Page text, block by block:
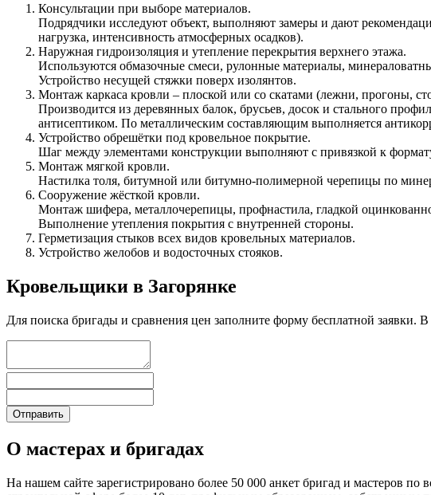
Консультации при выборе материалов.
Подрядчики исследуют объект, выполняют замеры и дают
нагрузка, интенсивность атмосферных осадков).
Наружная гидроизоляция и утепление перекрытия верхнего этажа.
Используются обмазочные смеси, рулонные материалы,
Устройство несущей стяжки поверх изолянтов.
Монтаж каркаса кровли – плоской или со скатами (лежни, прогоны,
Производится из деревянных балок, брусьев, досок и стального
антисептиком. По металлическим составляющим выполняется
Устройство обрешётки под кровельное покрытие.
Шаг между элементами конструкции выполняют с привязкой к
Монтаж мягкой кровли.
Настилка толя, битумной или битумно-полимерной черепицы по
Сооружение жёсткой кровли.
Монтаж шифера, металлочерепицы, профнастила, гладкой
Выполнение утепления покрытия с внутренней стороны.
Герметизация стыков всех видов кровельных материалов.
Устройство желобов и водосточных стояков.
Кровельщики в Загорянке
Для поиска бригады и сравнения цен заполните форму бесплатной
О мастерах и бригадах
На нашем сайте зарегистрировано более 50 000 анкет бригад и мастеров